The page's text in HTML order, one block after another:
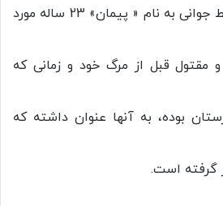
که این دختر جوان توسط جوانی به نام « پیمان» 23 ساله مورد
مقتول قبل از مرگ خود و زمانی که
بوده، به آنها عنوان داشته که
گرفته است.